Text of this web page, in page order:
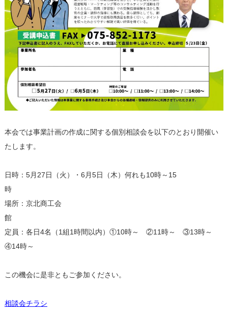
本会では事業計画の作成に関する個別相談会を以下のとおり開催い
たします。
日時：5月27日（火）・6月5日（木）何れも10時～15
場所：京北商工会
定員：各日4名（1組1時間以内）①10時～ ②11時～ ③13時～
④14時～
この機会に是非ともご参加ください。
相談会チラシ